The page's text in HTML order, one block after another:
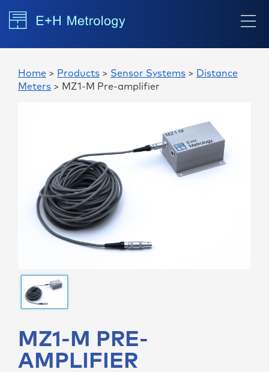
Home > Products > Sensor Systems > Distance
Meters > MZ1-M Pre-amplifier
MZ1-M PRE-
AMPLIFIER